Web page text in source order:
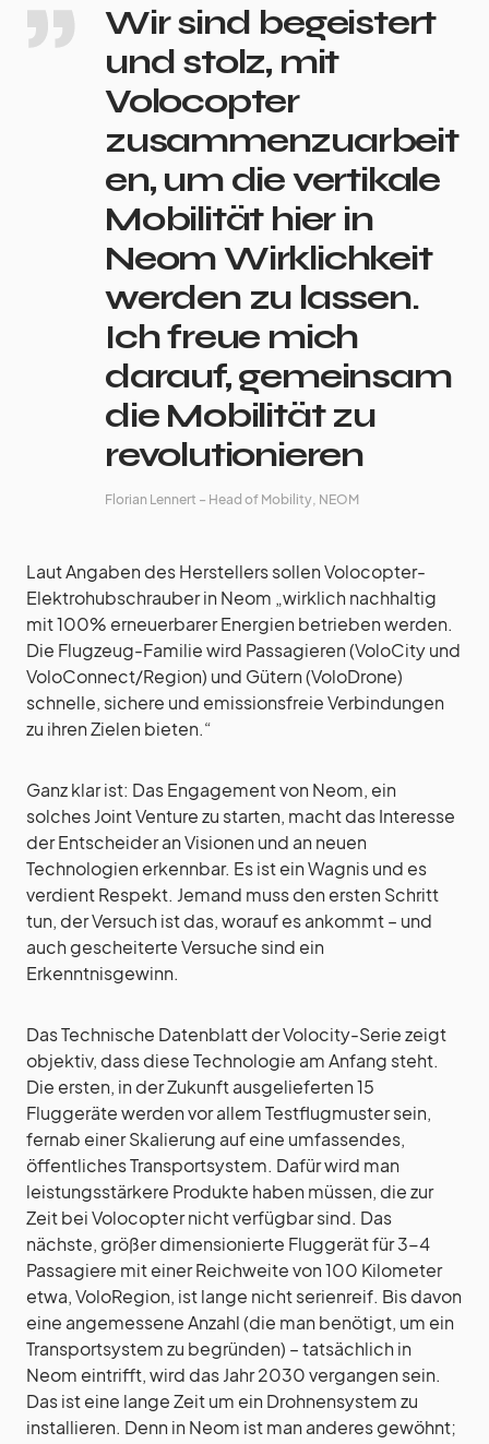
Wir sind begeistert
und stolz, mit
Volocopter
zusammenzuarbeit
en, um die vertikale
Mobilität hier in
Neom Wirklichkeit
werden zu lassen.
Ich freue mich
darauf, gemeinsam
die Mobilität zu
revolutionieren
Florian Lennert – Head of Mobility, NEOM
Laut Angaben des Herstellers sollen Volocopter-
Elektrohubschrauber in Neom „wirklich nachhaltig
mit 100% erneuerbarer Energien betrieben werden.
Die Flugzeug-Familie wird Passagieren (VoloCity und
VoloConnect/Region) und Gütern (VoloDrone)
schnelle, sichere und emissionsfreie Verbindungen
zu ihren Zielen bieten.“
Ganz klar ist: Das Engagement von Neom, ein
solches Joint Venture zu starten, macht das Interesse
der Entscheider an Visionen und an neuen
Technologien erkennbar. Es ist ein Wagnis und es
verdient Respekt. Jemand muss den ersten Schritt
tun, der Versuch ist das, worauf es ankommt – und
auch gescheiterte Versuche sind ein
Erkenntnisgewinn.
Das Technische Datenblatt der Volocity-Serie zeigt
objektiv, dass diese Technologie am Anfang steht.
Die ersten, in der Zukunft ausgelieferten 15
Fluggeräte werden vor allem Testflugmuster sein,
fernab einer Skalierung auf eine umfassendes,
öffentliches Transportsystem. Dafür wird man
leistungsstärkere Produkte haben müssen, die zur
Zeit bei Volocopter nicht verfügbar sind. Das
nächste, größer dimensionierte Fluggerät für 3-4
Passagiere mit einer Reichweite von 100 Kilometer
etwa, VoloRegion, ist lange nicht serienreif. Bis davon
eine angemessene Anzahl (die man benötigt, um ein
Transportsystem zu begründen) – tatsächlich in
Neom eintrifft, wird das Jahr 2030 vergangen sein.
Das ist eine lange Zeit um ein Drohnensystem zu
installieren. Denn in Neom ist man anderes gewöhnt;